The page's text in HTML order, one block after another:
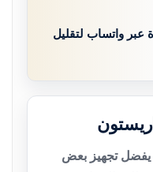
عبر واتساب لتقليل
تجهيز بعض